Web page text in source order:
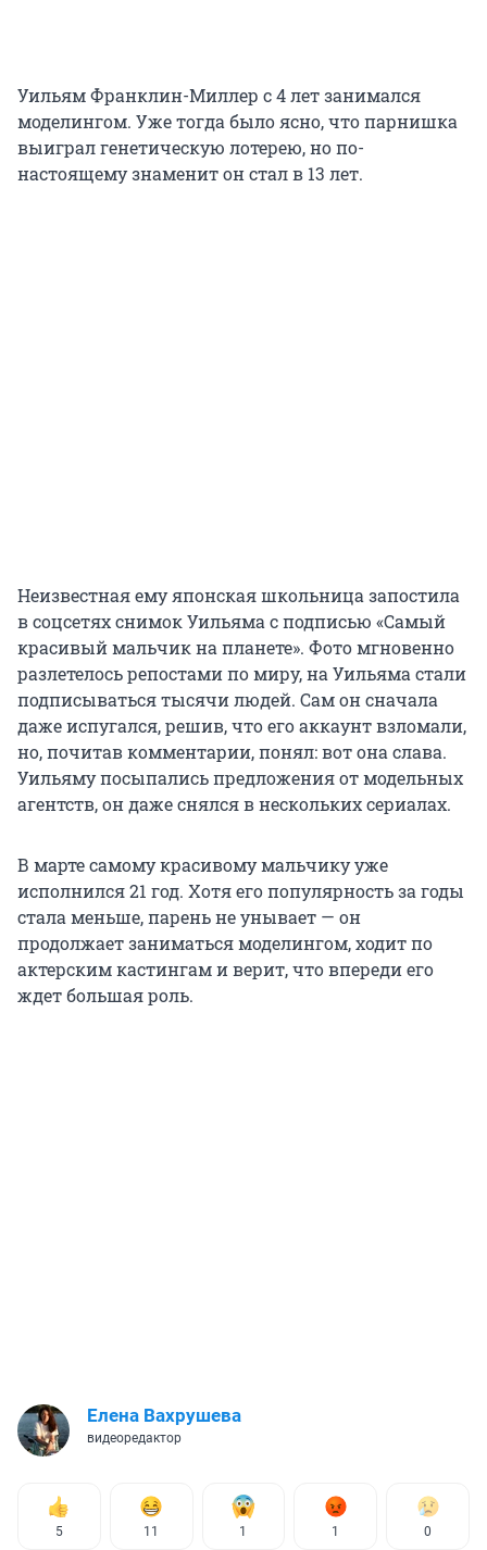
Уильям Франклин-Миллер с4 летзанимался
моделингом. Уже тогда было ясно, что парнишка
выиграл генетическую лотерею, но по-
настоящему знаменит он стал в 13 лет.
Неизвестная ему японская школьница запостила
в соцсетях снимок Уильяма с подписью «Самый
красивый мальчик на планете». Фото мгновенно
разлетелось репостами по миру, на Уильяма стали
подписываться тысячи людей. Сам он сначала
даже испугался, решив, что его аккаунт взломали,
но, почитав комментарии, понял: вот она слава.
Уильяму посыпались предложения от модельных
агентств, он даже снялся в нескольких сериалах.
В марте самому красивому мальчику уже
исполнился21 год. Хотя его популярность за годы
стала меньше, парень не унывает — он
продолжает заниматься моделингом, ходит по
актерским кастингам и верит, что впереди его
ждет большая роль.
Елена Вахрушева
видеоредактор
5 11 1 1 0